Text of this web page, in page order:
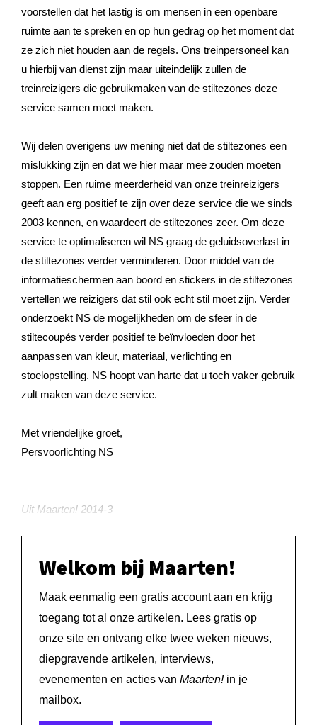
voorstellen dat het lastig is om mensen in een openbare
ruimte aan te spreken en op hun gedrag op het moment dat
ze zich niet houden aan de regels. Ons treinpersoneel kan
u hierbij van dienst zijn maar uiteindelijk zullen de
treinreizigers die gebruikmaken van de stiltezones deze
service samen moet maken.
Wij delen overigens uw mening niet dat de stiltezones een
mislukking zijn en dat we hier maar mee zouden moeten
stoppen. Een ruime meerderheid van onze treinreizigers
geeft aan erg positief te zijn over deze service die we sinds
2003 kennen, en waardeert de stiltezones zeer. Om deze
service te optimaliseren wil NS graag de geluidsoverlast in
de stiltezones verder verminderen. Door middel van de
informatieschermen aan boord en stickers in de stiltezones
vertellen we reizigers dat stil ook echt stil moet zijn. Verder
onderzoekt NS de mogelijkheden om de sfeer in de
stiltecoupés verder positief te beïnvloeden door het
aanpassen van kleur, materiaal, verlichting en
stoelopstelling. NS hoopt van harte dat u toch vaker gebruik
zult maken van deze service.
Met vriendelijke groet,
Persvoorlichting NS
Uit Maarten! 2014-3
Welkom bij Maarten!
Maak eenmalig een gratis account aan en krijg
toegang tot al onze artikelen. Lees gratis op
onze site en ontvang elke twee weken nieuws,
diepgravende artikelen, interviews,
evenementen en acties van Maarten!in je
mailbox.